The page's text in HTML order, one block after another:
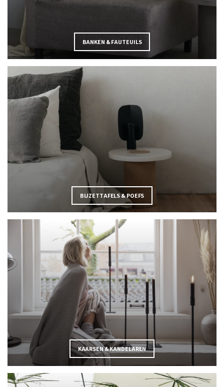
BANKEN & FAUTEUILS
BIJZETTAFELS & POEFS
KAARSEN & KANDELAREN